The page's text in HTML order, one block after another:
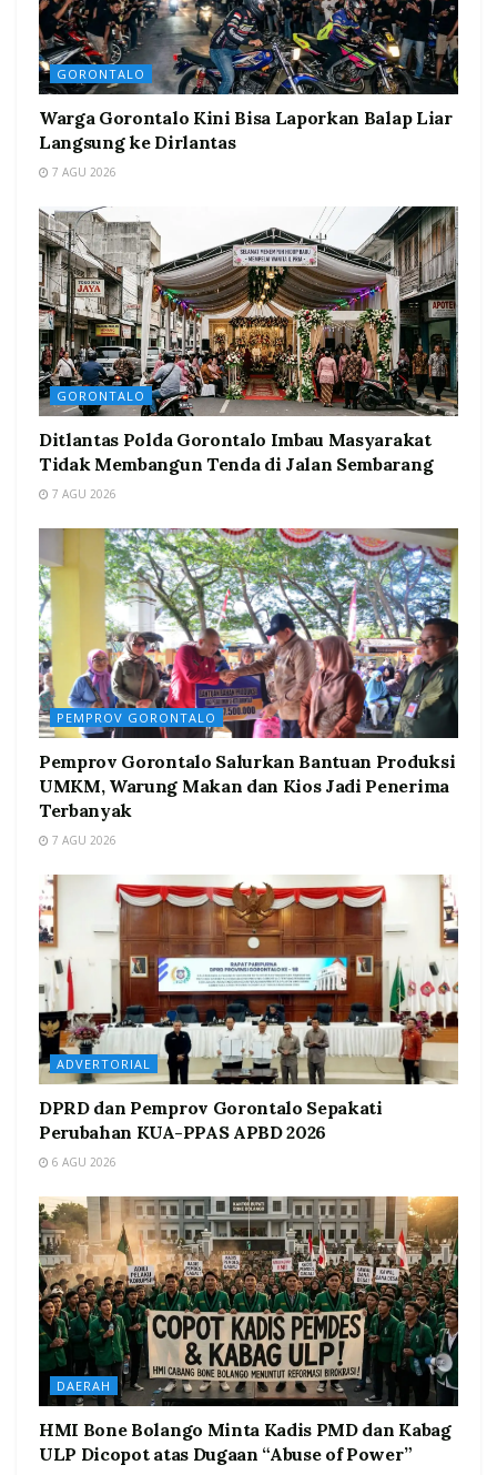
GORONTALO
Warga Gorontalo Kini Bisa Laporkan Balap Liar
Langsung ke Dirlantas
7 AGU 2026
GORONTALO
Ditlantas Polda Gorontalo Imbau Masyarakat
Tidak Membangun Tenda di Jalan Sembarang
7 AGU 2026
PEMPROV GORONTALO
Pemprov Gorontalo Salurkan Bantuan Produksi
UMKM, Warung Makan dan Kios Jadi Penerima
Terbanyak
7 AGU 2026
ADVERTORIAL
DPRD dan Pemprov Gorontalo Sepakati
Perubahan KUA-PPAS APBD 2026
6 AGU 2026
DAERAH
HMI Bone Bolango Minta Kadis PMD dan Kabag
ULP Dicopot atas Dugaan “Abuse of Power”